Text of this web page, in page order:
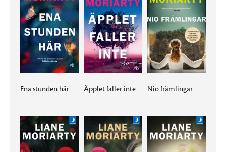
Ena stunden här Äpplet faller inte Nio främlingar